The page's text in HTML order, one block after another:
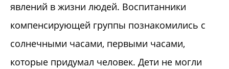
явлений в жизни людей. Воспитанники
компенсирующей группы познакомились с
солнечными часами, первыми часами,
которые придумал человек. Дети не могли